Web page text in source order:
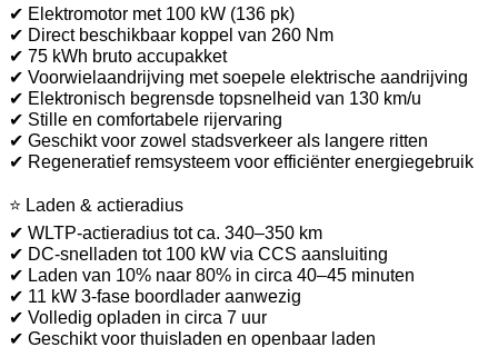
✔ Elektromotor met 100 kW (136 pk)
✔ Direct beschikbaar koppel van 260 Nm
✔ 75 kWh bruto accupakket
✔ Voorwielaandrijving met soepele elektrische aandrijving
✔ Elektronisch begrensde topsnelheid van 130 km/u
✔ Stille en comfortabele rijervaring
✔ Geschikt voor zowel stadsverkeer als langere ritten
✔ Regeneratief remsysteem voor efficiënter energiegebruik
⭐ Laden & actieradius
✔ WLTP-actieradius tot ca. 340–350 km
✔ DC-snelladen tot 100 kW via CCS aansluiting
✔ Laden van 10% naar 80% in circa 40–45 minuten
✔ 11 kW 3-fase boordlader aanwezig
✔ Volledig opladen in circa 7 uur
✔ Geschikt voor thuisladen en openbaar laden